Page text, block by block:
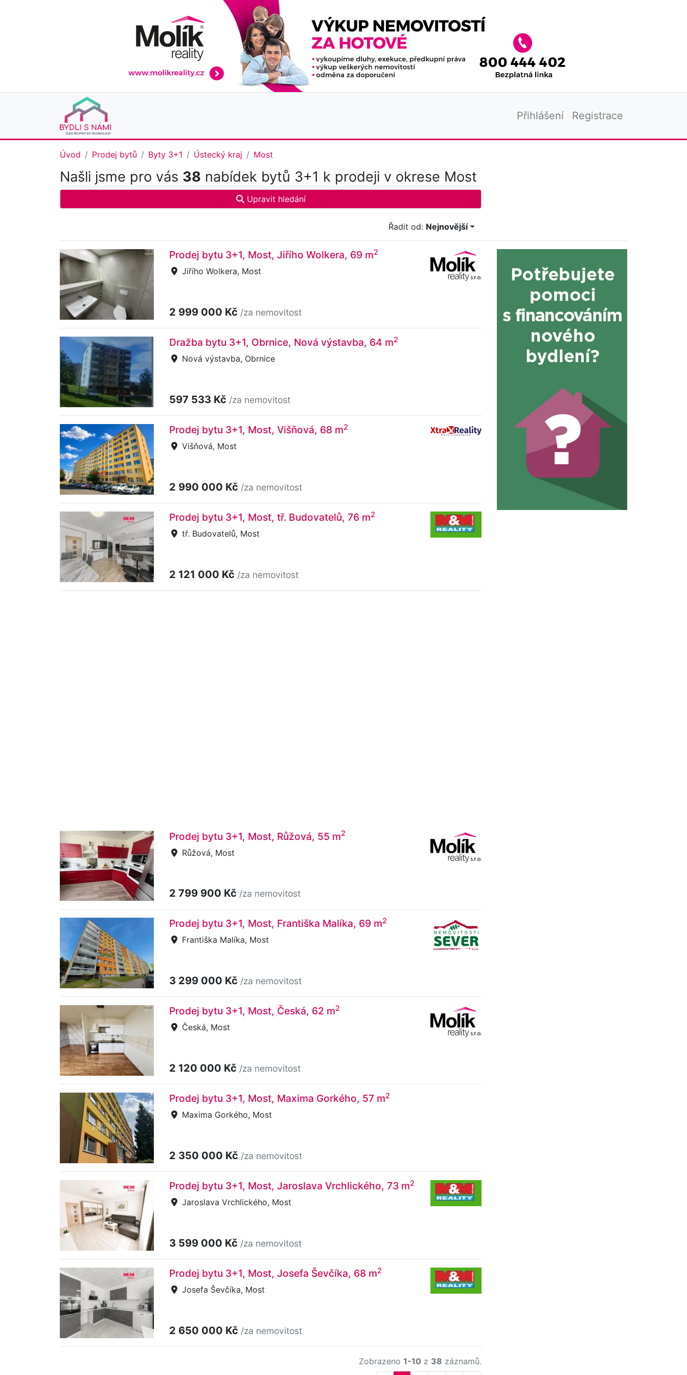
Přihlášení Registrace
Úvod Prodej bytů Byty 3+1 Ústecký kraj Most
Našli jsme pro vás 38 nabídek bytů 3+1 k prodeji v okrese Most
Upravit hledání
Řadit od: Nejnovější
Prodej bytu 3+1, Most, Jiřího Wolkera, 69 m2
Jiřího Wolkera, Most
2 999 000 Kč /za nemovitost
Dražba bytu 3+1, Obrnice, Nová výstavba, 64 m2
Nová výstavba, Obrnice
597 533 Kč /za nemovitost
Prodej bytu 3+1, Most, Višňová, 68 m2
Višňová, Most
2 990 000 Kč /za nemovitost
Prodej bytu 3+1, Most, tř. Budovatelů, 76 m2
tř. Budovatelů, Most
2 121 000 Kč /za nemovitost
Prodej bytu 3+1, Most, Růžová, 55 m2
Růžová, Most
2 799 900 Kč /za nemovitost
Prodej bytu 3+1, Most, Františka Malíka, 69 m2
Františka Malíka, Most
3 299 000 Kč /za nemovitost
Prodej bytu 3+1, Most, Česká, 62 m2
Česká, Most
2 120 000 Kč /za nemovitost
Prodej bytu 3+1, Most, Maxima Gorkého, 57 m2
Maxima Gorkého, Most
2 350 000 Kč /za nemovitost
Prodej bytu 3+1, Most, Jaroslava Vrchlického, 73 m2
Jaroslava Vrchlického, Most
3 599 000 Kč /za nemovitost
Prodej bytu 3+1, Most, Josefa Ševčíka, 68 m2
Josefa Ševčíka, Most
2 650 000 Kč /za nemovitost
Zobrazeno 1-10 z 38 záznamů.